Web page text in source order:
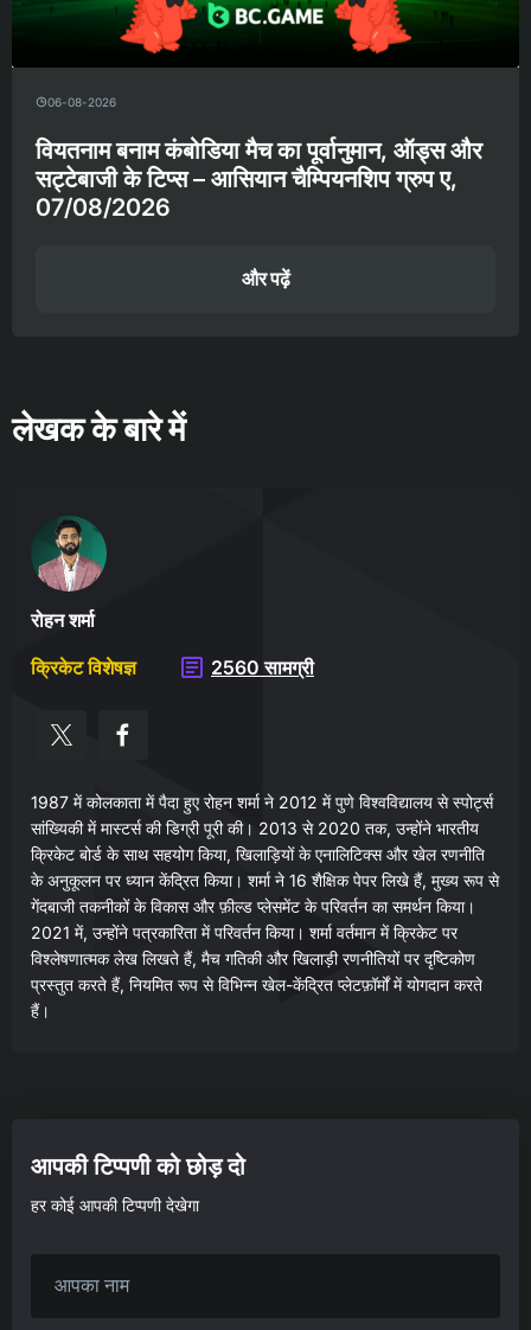
06-08-2026
वियतनाम बनाम कंबोडिया मैच का पूर्वानुमान, ऑड्स और
सट्टेबाजी के टिप्स – आसियान चैम्पियनशिप ग्रुप ए,
07/08/2026
और पढ़ें
लेखक के बारे में
रोहन शर्मा
क्रिकेट विशेषज्ञ
2560 सामग्री
1987 में कोलकाता में पैदा हुए रोहन शर्मा ने 2012 में पुणे विश्वविद्यालय से स्पोर्ट्स
सांख्यिकी में मास्टर्स की डिग्री पूरी की। 2013 से 2020 तक, उन्होंने भारतीय
क्रिकेट बोर्ड के साथ सहयोग किया, खिलाड़ियों के एनालिटिक्स और खेल रणनीति
के अनुकूलन पर ध्यान केंद्रित किया। शर्मा ने 16 शैक्षिक पेपर लिखे हैं, मुख्य रूप से
गेंदबाजी तकनीकों के विकास और फ़ील्ड प्लेसमेंट के परिवर्तन का समर्थन किया।
2021 में, उन्होंने पत्रकारिता में परिवर्तन किया। शर्मा वर्तमान में क्रिकेट पर
विश्लेषणात्मक लेख लिखते हैं, मैच गतिकी और खिलाड़ी रणनीतियों पर दृष्टिकोण
प्रस्तुत करते हैं, नियमित रूप से विभिन्न खेल-केंद्रित प्लेटफ़ॉर्मों में योगदान करते
हैं।
आपकी टिप्पणी को छोड़ दो
हर कोई आपकी टिप्पणी देखेगा